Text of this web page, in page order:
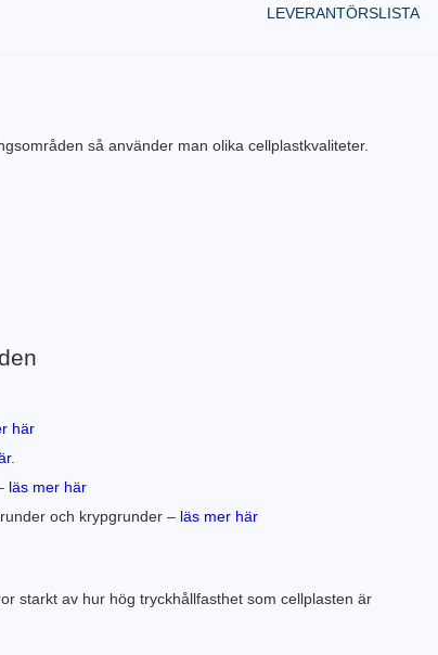
LEVERANTÖRSLISTA
så använder man olika cellplastkvaliteter.
här
.
läs mer här
och krypgrunder – läs mer här
starkt av hur hög tryckhållfasthet som cellplasten är